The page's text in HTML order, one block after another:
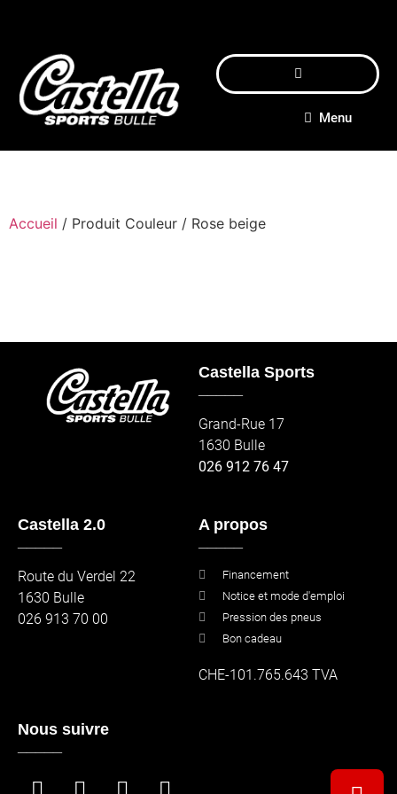
Menu
Accueil / Produit Couleur / Rose beige
Castella Sports
Grand-Rue 17
1630 Bulle
026 912 76 47
Castella 2.0
Route du Verdel 22
1630 Bulle
026 913 70 00
A propos
Financement
Notice et mode d'emploi
Pression des pneus
Bon cadeau
CHE-101.765.643 TVA
Nous suivre